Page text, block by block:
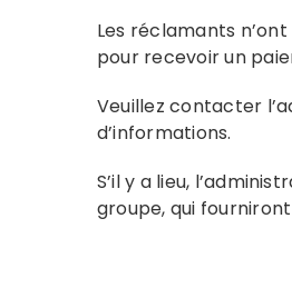
Les réclamants
pour recevoir un
Veuillez contacter
d’informations.
S’il y a lieu,
groupe, qui